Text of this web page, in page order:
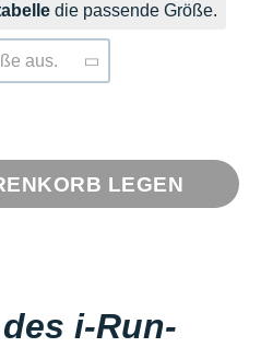
die passende Größe.
aus.
LEGEN
i-Run-